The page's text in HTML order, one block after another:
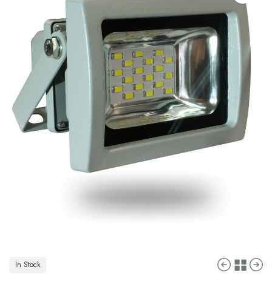
In Stock